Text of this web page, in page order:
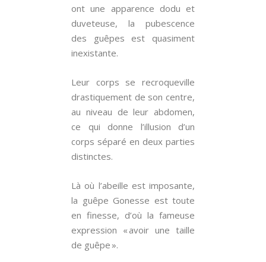
ont une apparence dodu et
duveteuse, la pubescence
des guêpes est quasiment
inexistante.
Leur corps se recroqueville
drastiquement de son centre,
au niveau de leur abdomen,
ce qui donne l’illusion d’un
corps séparé en deux parties
distinctes.
Là où l’abeille est imposante,
la guêpe Gonesse est toute
en finesse, d’où la fameuse
expression « avoir une taille
de guêpe ».